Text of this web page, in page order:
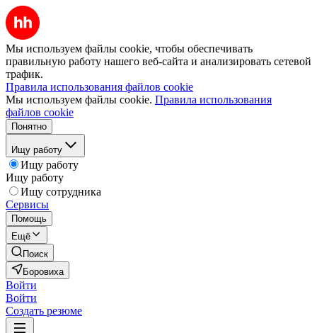
Мы используем файлы cookie, чтобы обеспечивать
правильную работу нашего веб-сайта и анализировать сетевой
трафик.
Правила использования файлов cookie
Мы используем файлы cookie. Правила использования
файлов cookie
Понятно
Ищу работу
Ищу работу
Ищу работу
Ищу сотрудника
Сервисы
Помощь
Ещё
Поиск
Боровиха
Войти
Войти
Создать резюме